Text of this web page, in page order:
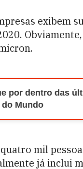
exibem
por dentro das
Mundo
mil
já inclui